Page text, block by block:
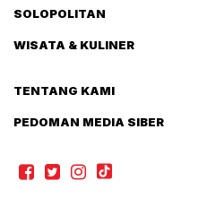
SOLOPOLITAN
WISATA & KULINER
TENTANG KAMI
PEDOMAN MEDIA SIBER